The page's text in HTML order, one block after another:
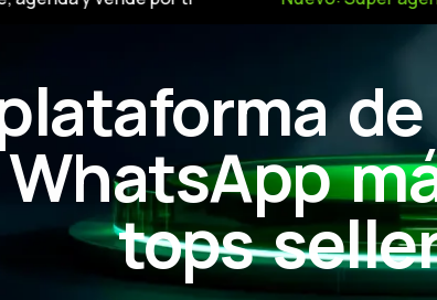
WhatsApp
tops